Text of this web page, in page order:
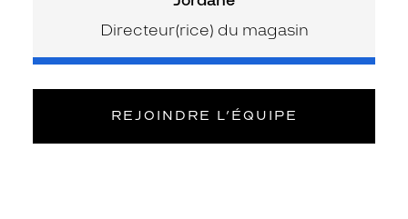
Directeur(rice) du magasin
REJOINDRE L’ÉQUIPE